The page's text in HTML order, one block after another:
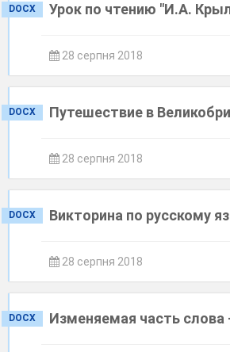
DOCX Урок по чтению "И.А.
28 серпня 2018
DOCX Путешествие в
28 серпня 2018
DOCX Викторина по русскому
28 серпня 2018
DOCX Изменяемая часть слова